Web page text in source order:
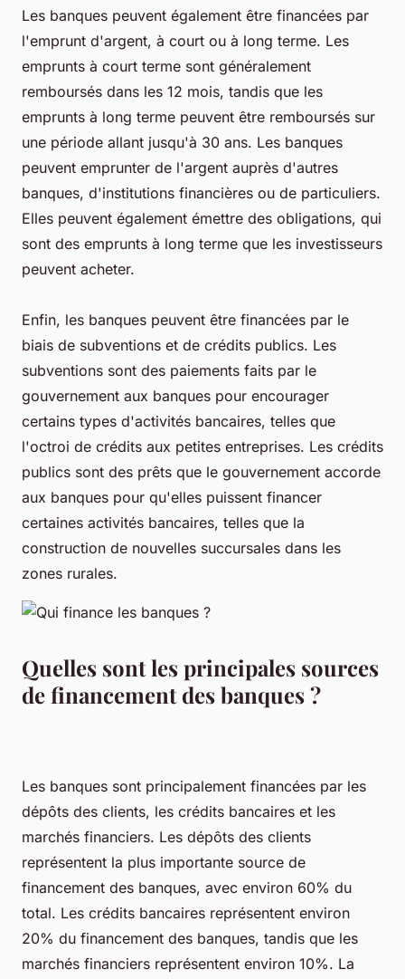
Les banques peuvent également être financées par
l'emprunt d'argent, à court ou à long terme. Les
emprunts à court terme sont généralement
remboursés dans les 12 mois, tandis que les
emprunts à long terme peuvent être remboursés sur
une période allant jusqu'à 30 ans. Les banques
peuvent emprunter de l'argent auprès d'autres
banques, d'institutions financières ou de particuliers.
Elles peuvent également émettre des obligations, qui
sont des emprunts à long terme que les investisseurs
peuvent acheter.
Enfin, les banques peuvent être financées par le
biais de subventions et de crédits publics. Les
subventions sont des paiements faits par le
gouvernement aux banques pour encourager
certains types d'activités bancaires, telles que
l'octroi de crédits aux petites entreprises. Les crédits
publics sont des prêts que le gouvernement accorde
aux banques pour qu'elles puissent financer
certaines activités bancaires, telles que la
construction de nouvelles succursales dans les
zones rurales.
Quelles sont les principales sources
de financement des banques ?
Les banques sont principalement financées par les
dépôts des clients, les crédits bancaires et les
marchés financiers. Les dépôts des clients
représentent la plus importante source de
financement des banques, avec environ 60% du
total. Les crédits bancaires représentent environ
20% du financement des banques, tandis que les
marchés financiers représentent environ 10%. La